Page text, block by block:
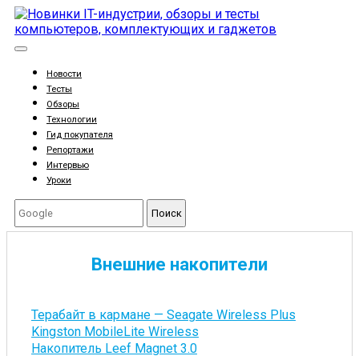
Новости
Тесты
Обзоры
Технологии
Гид покупателя
Репортажи
Интервью
Уроки
Поиск
Внешние накопители
Терабайт в кармане — Seagate Wireless Plus
Kingston MobileLite Wireless
Накопитель Leef Magnet 3.0